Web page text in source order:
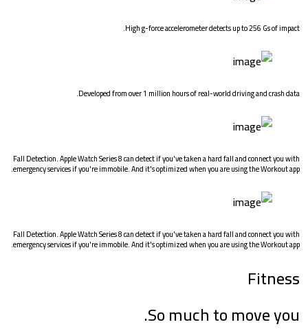
High g-force accelerometer detects up to 256 Gs of
Developed from over 1 million hours of real-world driving and
Fall Detection. Apple Watch Series 8 can detect if you've taken a hard fall and connect
emergency services if you're immobile. And it's optimized when you are using the
Fall Detection. Apple Watch Series 8 can detect if you've taken a hard fall and connect
emergency services if you're immobile. And it's optimized when you are using the
So much to move